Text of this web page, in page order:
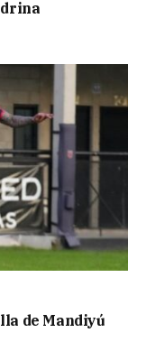
de Mandiyú